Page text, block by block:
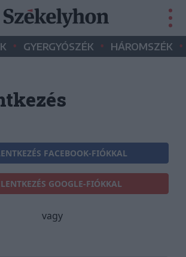
• GYERGYÓSZÉK • HÁROMSZÉK •
FACEBOOK-FIÓKKAL
GOOGLE-FIÓKKAL
vagy